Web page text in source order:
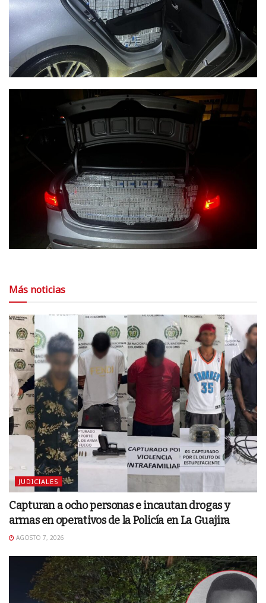
Más noticias
JUDICIALES
Capturan a ocho personas e incautan drogas y
armas en operativos de la Policía en La Guajira
AGOSTO 7, 2026